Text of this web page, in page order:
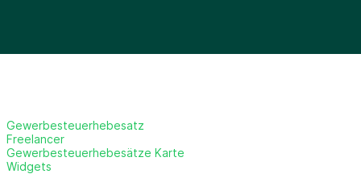
Gewerbesteuerhebesatz
Freelancer
Gewerbesteuerhebesätze Karte
Widgets